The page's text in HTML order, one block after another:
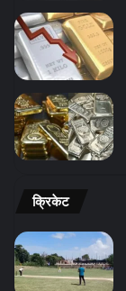
क्रिकेट